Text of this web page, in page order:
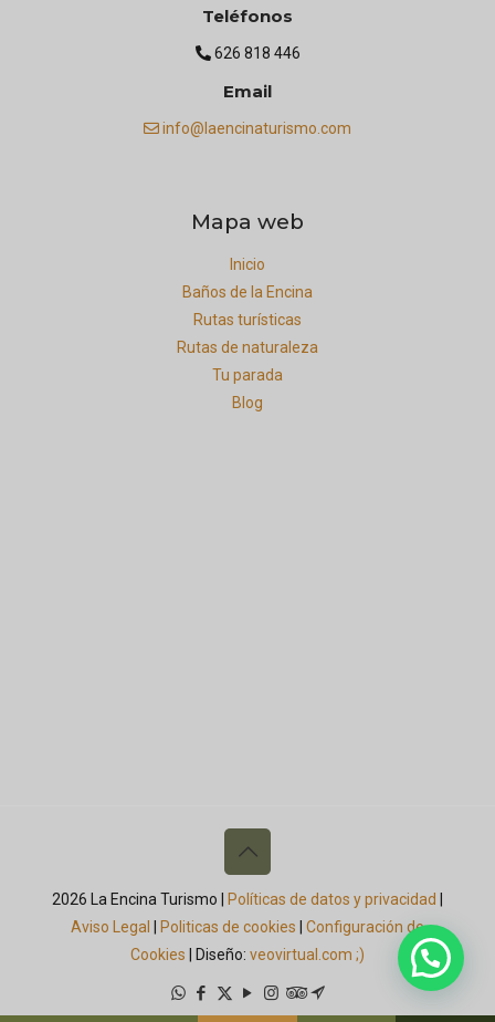
Teléfonos
626 818 446
Email
info@laencinaturismo.com
Mapa web
Inicio
Baños de la Encina
Rutas turísticas
Rutas de naturaleza
Tu parada
Blog
2026 La Encina Turismo | Políticas de datos y privacidad
Aviso Legal
Politicas de cookies
Configuración de
Cookies | Diseño: veovirtual.com ;)